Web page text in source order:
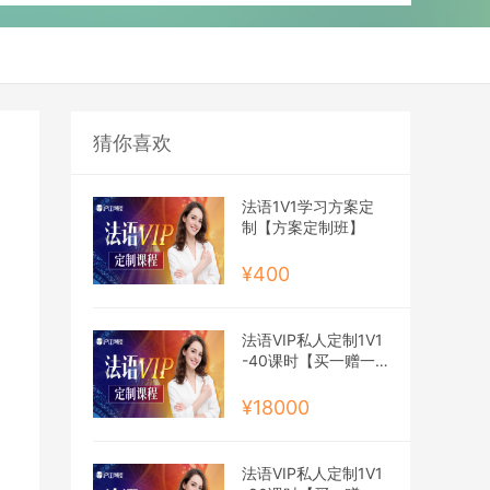
猜你喜欢
法语1V1学习方案定
制【方案定制班】
¥400
法语VIP私人定制1V1
-40课时【买一赠一
¥18000
法语VIP私人定制1V1